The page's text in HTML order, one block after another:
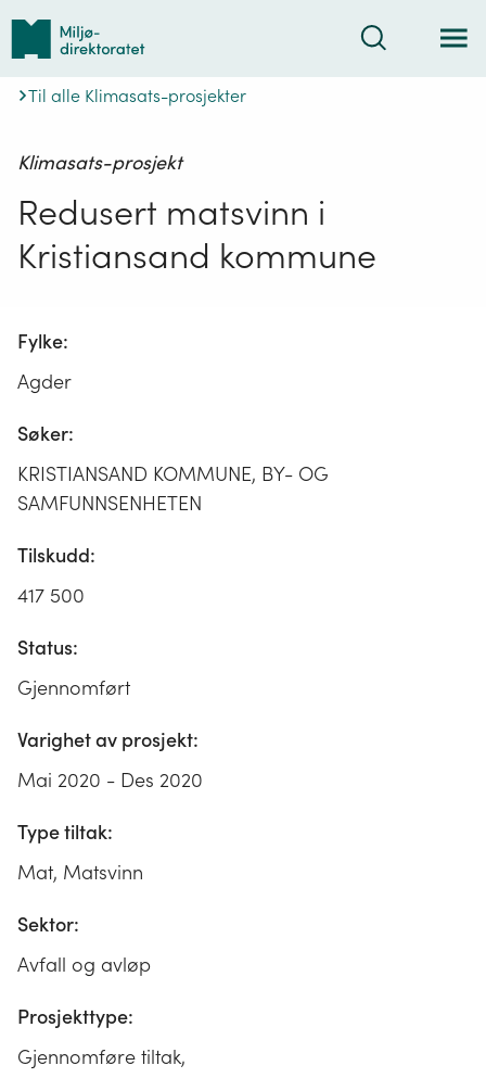
Tilbake
forsiden
Søk
Til alle Klimasats-prosjekter
Klimasats-prosjekt
Redusert matsvinn i
Kristiansand kommune
Fylke:
Agder
Søker:
KRISTIANSAND KOMMUNE, BY- OG
SAMFUNNSENHETEN
Tilskudd:
417 500
Status:
Gjennomført
Varighet av prosjekt:
Mai 2020 - Des 2020
Type tiltak:
Mat, Matsvinn
Sektor:
Avfall og avløp
Prosjekttype:
Gjennomføre tiltak,